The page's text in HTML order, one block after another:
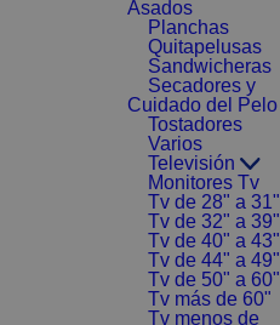
Asados
Planchas
Quitapelusas
Sandwicheras
Secadores y
Cuidado del Pelo
Tostadores
Varios
Televisión
Monitores Tv
Tv de 28" a 31"
Tv de 32" a 39"
Tv de 40" a 43"
Tv de 44" a 49"
Tv de 50" a 60"
Tv más de 60"
Tv menos de